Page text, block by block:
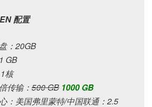
配置
：20GB
GB
核
传输： 500 GB 1000 GB
：美国弗里蒙特/中国联通：2.5